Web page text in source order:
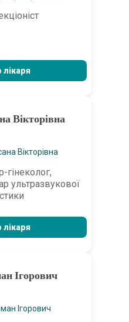
лікаря
Вікторівна
гінеколог,
ультразвукової
лікаря
Ігорович